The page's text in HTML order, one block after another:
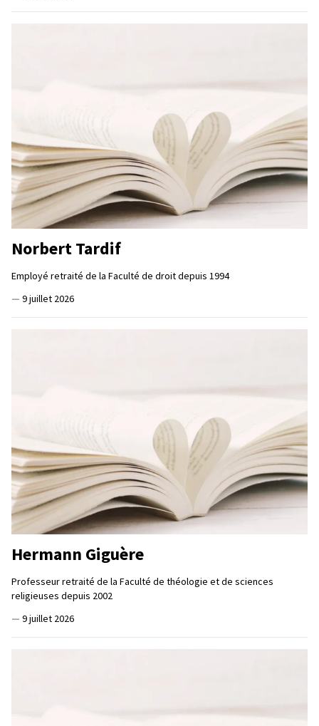
Norbert Tardif
Employé retraité de la Faculté de droit depuis 1994
— 9 juillet 2026
Hermann Giguère
Professeur retraité de la Faculté de théologie et de sciences
religieuses depuis 2002
— 9 juillet 2026